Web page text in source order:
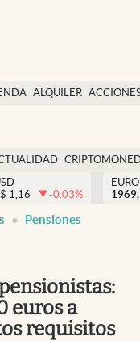
ALQUILER
Colombia
$ 1,16 -0.03%
Pensiones
euros a
requisitos